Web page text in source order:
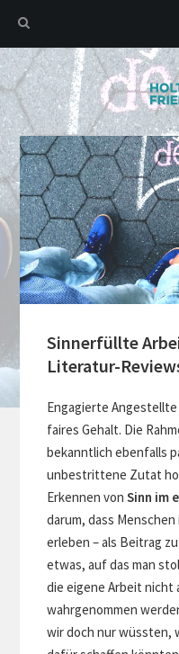
Sinnerfüllte
Literatur-
Engagierte
faires Gehalt. Die
bekanntlich ebenfalls
unbestrittene Zutat
Erkennen vonSinn im
darum, dass
erleben – als Beitrag
etwas, auf das man
die eigene Arbeit nicht
wahrgenommen
wir doch nur wüssten,